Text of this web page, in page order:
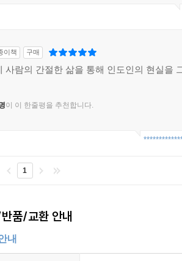
이책 구매
사람의 간절한 삶을 통해 인도인의 현실을
이 이 한줄평을 추천합니다.
1
품/교환 안내
내